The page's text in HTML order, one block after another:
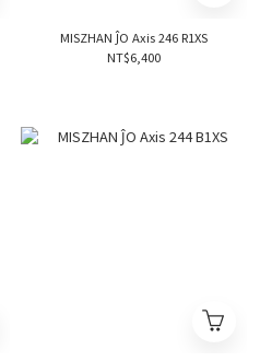
MISZHAN ĴO Axis 246 R1XS
NT$6,400